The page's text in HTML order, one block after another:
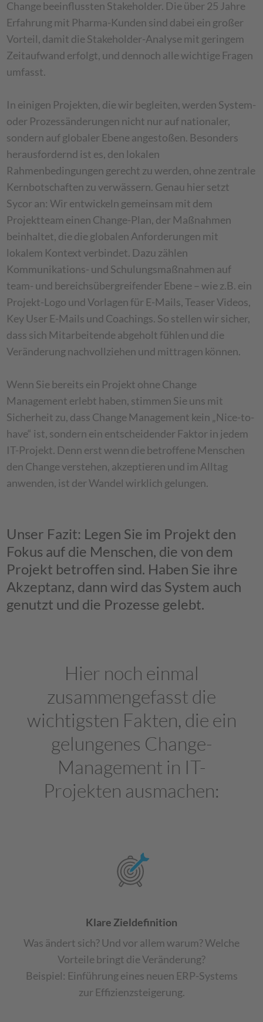
Change beeinflussten Stakeholder. Die über 25 Jahre
Erfahrung mit Pharma-Kunden sind dabei ein großer
Vorteil, damit die Stakeholder-Analyse mit geringem
Zeitaufwand erfolgt, und dennoch alle wichtige Fragen
umfasst.
In einigen Projekten, die wir begleiten, werden System-
oder Prozessänderungen nicht nur auf nationaler,
sondern auf globaler Ebene angestoßen. Besonders
herausfordernd ist es, den lokalen
Rahmenbedingungen gerecht zu werden, ohne zentrale
Kernbotschaften zu verwässern. Genau hier setzt
Sycor an: Wir entwickeln gemeinsam mit dem
Projektteam einen Change-Plan, der Maßnahmen
beinhaltet, die die globalen Anforderungen mit
lokalem Kontext verbindet. Dazu zählen
Kommunikations- und Schulungsmaßnahmen auf
team- und bereichsübergreifender Ebene – wie z.B. ein
Projekt-Logo und Vorlagen für E-Mails, Teaser Videos,
Key User E-Mails und Coachings. So stellen wir sicher,
dass sich Mitarbeitende abgeholt fühlen und die
Veränderung nachvollziehen und mittragen können.
Wenn Sie bereits ein Projekt ohne Change
Management erlebt haben, stimmen Sie uns mit
Sicherheit zu, dass Change Management kein „Nice-to-
have“ ist, sondern ein entscheidender Faktor in jedem
IT-Projekt. Denn erst wenn die betroffene Menschen
den Change verstehen, akzeptieren und im Alltag
anwenden, ist der Wandel wirklich gelungen.
Unser Fazit: Legen Sie im Projekt den
Fokus auf die Menschen, die von dem
Projekt betroffen sind. Haben Sie ihre
Akzeptanz, dann wird das System auch
genutzt und die Prozesse gelebt.
Hier noch einmal
zusammengefasst die
wichtigsten Fakten, die ein
gelungenes Change-
Management in IT-
Projekten ausmachen:
Klare Zieldefinition
Was ändert sich? Und vor allem warum? Welche
Vorteile bringt die Veränderung?
Beispiel: Einführung eines neuen ERP-Systems
zur Effizienzsteigerung.